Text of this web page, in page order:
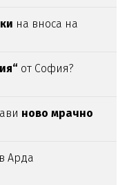
на вноса на
от София?
ново мрачно
в Арда